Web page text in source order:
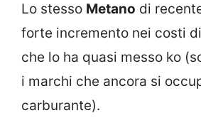
Lo stesso Metano di
forte incremento nei costi
che lo ha quasi messo ko
i marchi che ancora si
carburante).